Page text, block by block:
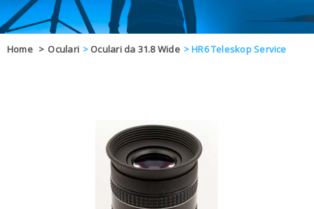
MARCHI
OFFERTE
GLI ORDINI SARANNO EVASI
Home > Oculari > Oculari da 31.8 Wide >HR6 Teleskop Service